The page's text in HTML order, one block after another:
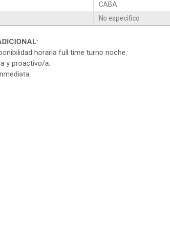
CABA
No especifico
:
horaria full time turno noche.
y proactivo/a.